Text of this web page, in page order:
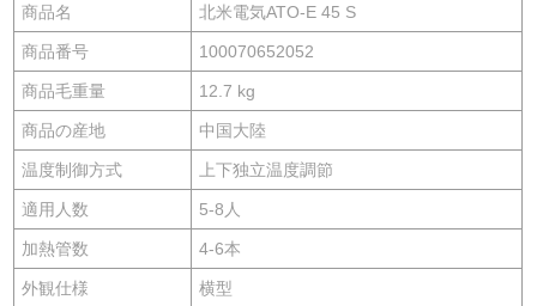
商品名 北米電気ATO-E 45 S
商品番号 100070652052
商品毛重量 12.7 kg
商品の産地 中国大陸
温度制御方式 上下独立温度調節
適用人数 5-8人
加熱管数 4-6本
外観仕様 横型